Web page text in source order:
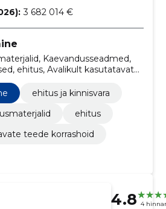
3 682 014 €
Kaevandusseadmed,
ehitus, Avalikult kasutatavate
ehitus ja kinnisvara
ehitus
teede korrashoid
4.8 4